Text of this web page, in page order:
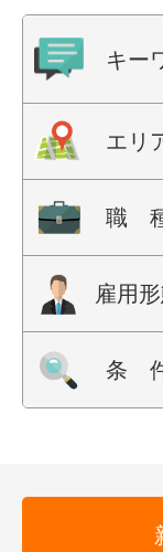
キー
エリ
職
雇用
条